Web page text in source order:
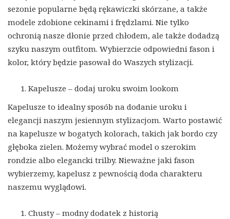
sezonie popularne będą rękawiczki skórzane, a także
modele zdobione cekinami i frędzlami. Nie tylko
ochronią nasze dłonie przed chłodem, ale także dodadzą
szyku naszym outfitom. Wybierzcie odpowiedni fason i
kolor, który będzie pasował do Waszych stylizacji.
Kapelusze – dodaj uroku swoim lookom
Kapelusze to idealny sposób na dodanie uroku i
elegancji naszym jesiennym stylizacjom. Warto postawić
na kapelusze w bogatych kolorach, takich jak bordo czy
głęboka zielen. Możemy wybrać model o szerokim
rondzie albo elegancki trilby. Nieważne jaki fason
wybierzemy, kapelusz z pewnością doda charakteru
naszemu wyglądowi.
Chusty – modny dodatek z historią